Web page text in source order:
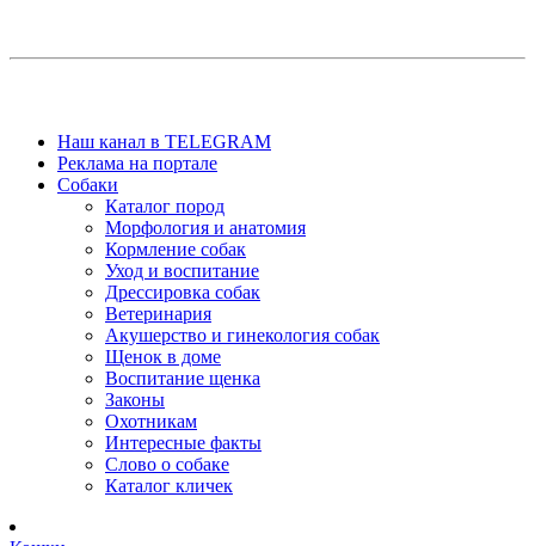
Наш канал в TELEGRAM
Реклама на портале
Собаки
Каталог пород
Морфология и анатомия
Кормление собак
Уход и воспитание
Дрессировка собак
Ветеринария
Акушерство и гинекология собак
Щенок в доме
Воспитание щенка
Законы
Охотникам
Интересные факты
Слово о собаке
Каталог кличек